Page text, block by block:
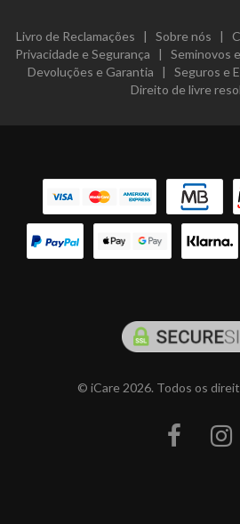
Livro de Reclamações | Sobre nós |
Privacidade e Segurança | Seminovos
Devoluções e Garantia | Seguros e
Direito de livre
© iCare 2026. Todos os